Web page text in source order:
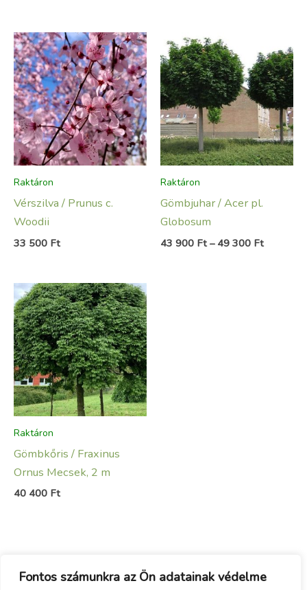
Fontos számunkra az Ön adatainak védelme
Raktáron
Vérszilva / Prunus c.
Woodii
33 500 Ft
Raktáron
Gömbjuhar / Acer pl.
Globosum
43 900 Ft – 49 300 Ft
43
900 Ft
-
49
300 Ft
Raktáron
Gömbkőris / Fraxinus
Ornus Mecsek, 2 m
40 400 Ft